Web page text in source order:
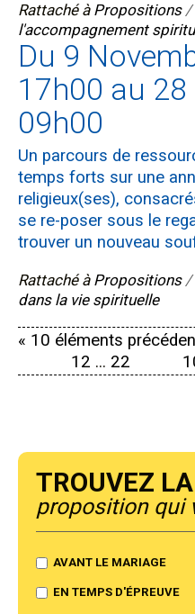
Rattaché à Propositions /
l'accompagnement
Du 9
17h00 au
09h00
Un parcours de
temps forts sur une
religieux(ses),
se re-poser sous le
trouver un nouveau
Rattaché à Propositions /
dans la vie spirituelle
« 10 éléments
12 ... 22
Trouvez la
proposition qui
AVANT LE MARIAGE
EN TEMPS D'ÉPREUVE